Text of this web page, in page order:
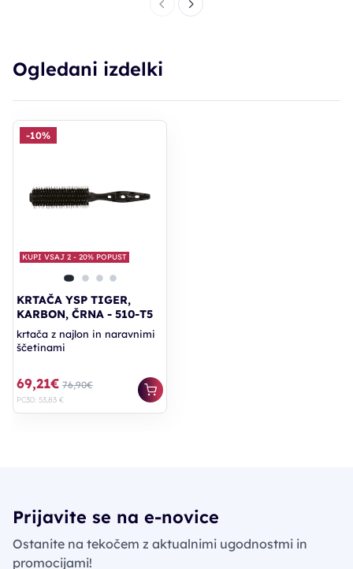
Ogledani izdelki
KUPI VSAJ 2 - 20% POPUST
-10%
KRTAČA YSP TIGER,
KARBON, ČRNA - 510-T5
krtača z najlon in naravnimi
ščetinami
69,21€ 76,90€
PC30: 53,83 €
Prijavite se na e-novice
Ostanite na tekočem z aktualnimi ugodnostmi in
promocijami!